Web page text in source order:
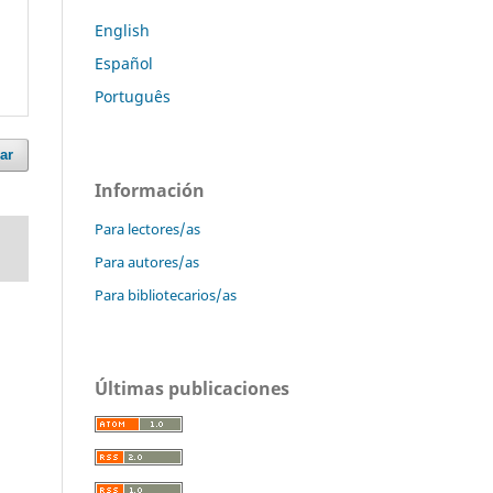
English
Español
Português
Información
Para lectores/as
Para autores/as
Para bibliotecarios/as
Últimas publicaciones